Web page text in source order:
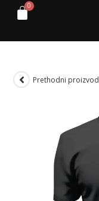
Prethodni proizvod